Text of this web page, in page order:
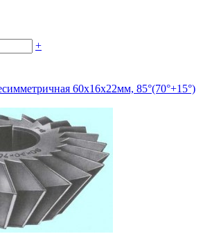
+
60х16х22мм, 85°(70°+15°)